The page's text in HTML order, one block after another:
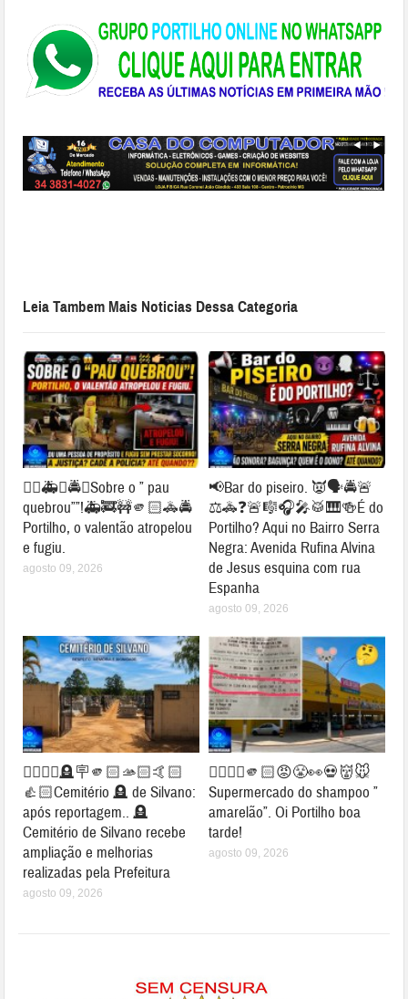
Leia Tambem Mais Noticias Dessa Categoria
👉🏻🚑🚓🚔😱Sobre o ” pau
quebrou””!🚑🚒🚧🫵🏻🚓🚔
Portilho, o valentão atropelou
e fugiu.
agosto 09, 2026
📢Bar do piseiro. 👿🗣🚔🚨
⚖🚓❓🚨🎼🎧🎤🥁🎹🍻É do
Portilho? Aqui no Bairro Serra
Negra: Avenida Rufina Alvina
de Jesus esquina com rua
Espanha
agosto 09, 2026
👉🏻👏🏻🪦🪧🫵🏻🫴🏻🤙🏻
👍🏻Cemitério 🪦 de Silvano:
após reportagem.. 🪦
Cemitério de Silvano recebe
ampliação e melhorias
realizadas pela Prefeitura
agosto 09, 2026
👉🏻👎🏻🫵🏻😡😤👀💀👹🐭
Supermercado do shampoo ”
amarelão”. Oi Portilho boa
tarde!
agosto 09, 2026